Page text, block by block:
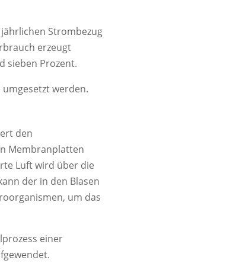
Strombezug
erzeugt
sieben Prozent.
werden.
den
Membranplatten
Luft wird über die
der in den Blasen
um das
einer